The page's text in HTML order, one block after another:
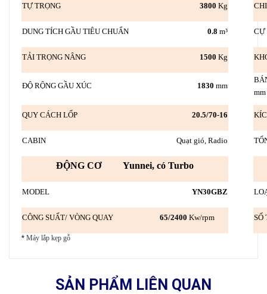
TỰ TRỌNG 3800 Kg
DUNG TÍCH GẦU TIÊU CHUẨN 0.8 m³ CỰ
TẢI TRỌNG NÂNG 1500 Kg
ĐỘ RỘNG GẦU XÚC 1830 mm
mm
QUY CÁCH LỐP 20.5/70-16
CABIN Quạt gió, Radio
ĐỘNG CƠ Yunnei, có Turbo
MODEL YN30GBZ
CÔNG SUẤT/ VÒNG QUAY 65/2400 Kw/rpm SỐ
* Máy lắp kẹp gỗ
SẢN PHẨM LIÊN QUAN